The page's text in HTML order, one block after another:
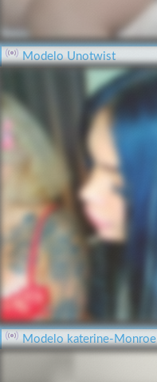
Modelo Unotwist
Modelo katerine-Monroe